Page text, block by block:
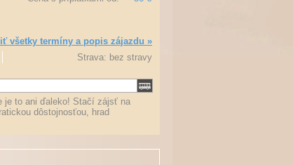
všetky termíny a popis zájazdu »
Strava: bez stravy
je to ani ďaleko! Stačí zájsť na
dôstojnosťou, hrad